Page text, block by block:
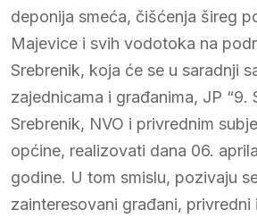
deponija smeća, čišćenja šireg
Majevice i svih vodotoka na
Srebrenik, koja će se u saradnji
zajednicama i građanima, JP “9.
Srebrenik, NVO i privrednim
općine, realizovati dana 06.
godine. U tom smislu, pozivaju
zainteresovani građani,